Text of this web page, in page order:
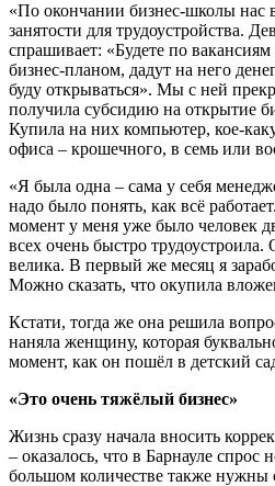
«По окончании бизнес-школы нас
занятости для трудоустройства.
спрашивает: «Будете по
бизнес-планом, дадут на него
буду открываться». Мы с ней
получила субсидию на открытие
Купила на них компьютер, кое-
офиса – крошечного, в семь или
«Я была одна – сама у себя
надо было понять, как всё
момент у меня уже было человек
всех очень быстро трудоустроила.
велика. В первый же месяц я
Можно сказать, что окупила
Кстати, тогда же она решила
наняла женщину, которая
момент, как он пошёл в детский
«Это очень тяжёлый бизнес»
Жизнь сразу начала вносить
– оказалось, что в Барнауле спрос
большом количестве также нужны